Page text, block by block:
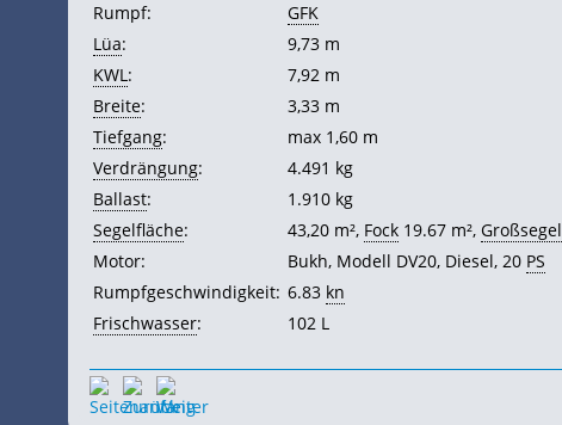
Rumpf:
GFK
Lüa:
9,73 m
KWL:
7,92 m
Breite:
3,33 m
Tiefgang:
max 1,60 m
Verdrängung:
4.491 kg
Ballast:
1.910 kg
Segelfläche: 43,20 m², Fock 19.67 m², Großsegel
Motor:
Bukh, Modell DV20, Diesel, 20 PS
Rumpfgeschwindigkeit: 6.83 kn
Frischwasser: 102 L